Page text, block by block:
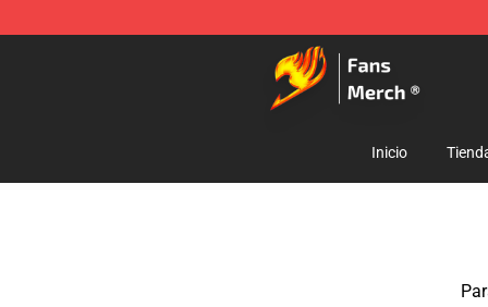
Fairy Tail Store - Official Fairy Tail Merchandise Shop
Inicio